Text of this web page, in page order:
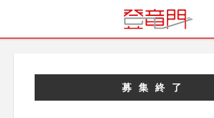
募集終了